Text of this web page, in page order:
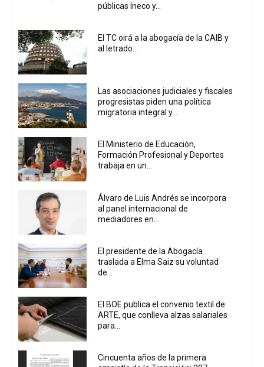
públicas Ineco y...
El TC oirá a la abogacía de la CAIB y
al letrado...
Las asociaciones judiciales y fiscales
progresistas piden una política
migratoria integral y...
El Ministerio de Educación,
Formación Profesional y Deportes
trabaja en un...
Álvaro de Luis Andrés se incorpora
al panel internacional de
mediadores en...
El presidente de la Abogacía
traslada a Elma Saiz su voluntad
de...
El BOE publica el convenio textil de
ARTE, que conlleva alzas salariales
para...
Cincuenta años de la primera